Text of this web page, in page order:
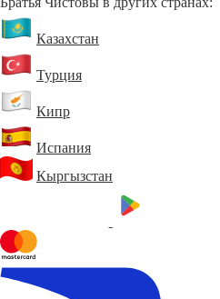
Казахстан
Турция
Кипр
Испания
Кыргызстан